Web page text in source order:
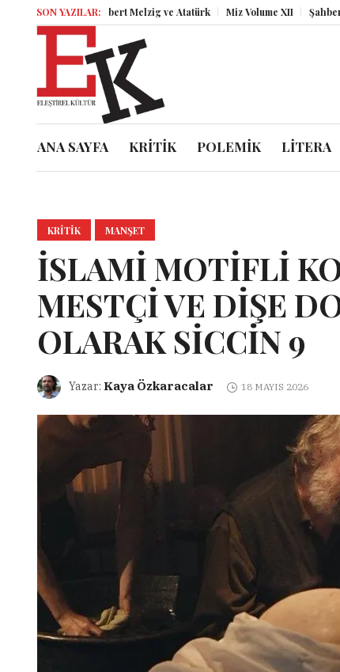
SON YAZILAR:
Herbert Melzig ve Atatürk Miz Volume XII Şahbender Korkmaz:
ANA SAYFA KRİTİK POLEMİK LİTERA
KRITIK MANŞET
İSLAMİ MOTİFLİ
MESTÇİ VE DİŞE
OLARAK SİCCİN 9
Yazar: Kaya Özkaracalar 18 MAYIS 2026